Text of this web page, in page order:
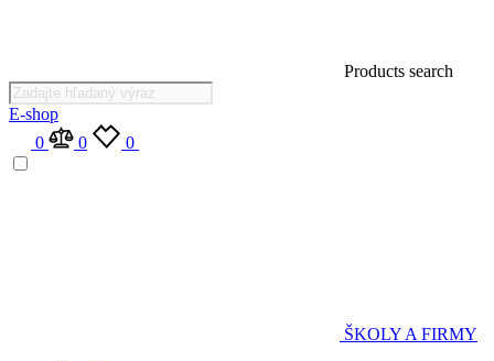
Products search
E-shop
0
0 0
ŠKOLY A FIRMY